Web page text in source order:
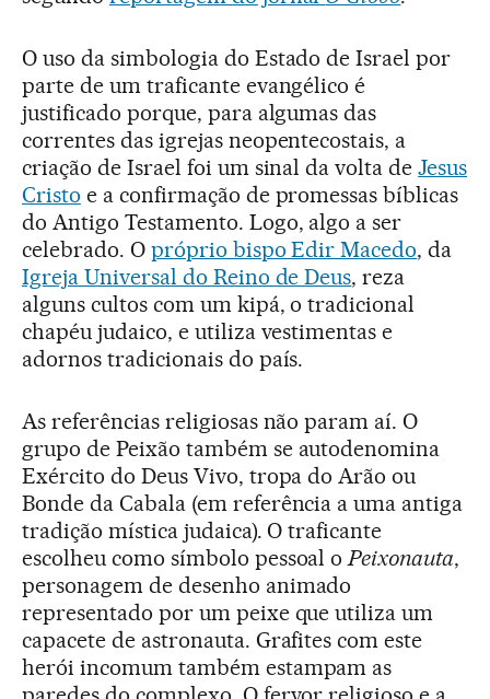
O uso da simbologia do Estado de Israel por
parte de um traficante evangélico é
justificado porque, para algumas das
correntes das igrejas neopentecostais, a
criação de Israel foi um sinal da volta deJesus
Cristo e a confirmação de promessas bíblicas
do Antigo Testamento. Logo, algo a ser
celebrado. O próprio bispo Edir Macedo, da
Igreja Universal do Reino de Deus, reza
alguns cultos com um kipá, o tradicional
chapéu judaico, e utiliza vestimentas e
adornos tradicionais do país.
As referências religiosas não param aí. O
grupo de Peixão também se autodenomina
Exército do Deus Vivo, tropa do Arão ou
Bonde da Cabala (em referência a uma antiga
tradição mística judaica). O traficante
escolheu como símbolo pessoal oPeixonauta,
personagem de desenho animado
representado por um peixe que utiliza um
capacete de astronauta. Grafites com este
herói incomum também estampam as